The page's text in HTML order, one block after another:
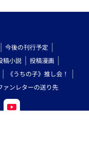
らく♂には思いもつか
いでしょうか！） ♀
様性とドラマが生ま
敵で面白いのです。
物小屋」気分でご覧
今後の刊行予定
稿小説
投稿漫画
《うちの子》推し会！
ァンレターの送り先